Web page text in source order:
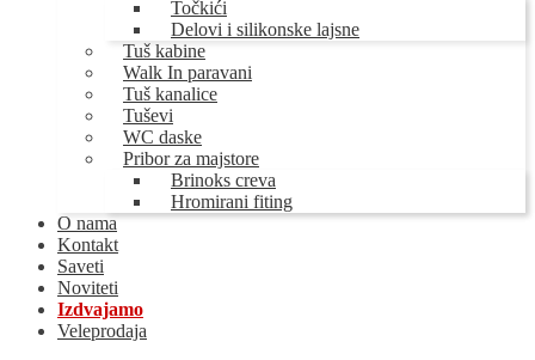
Točkići
Delovi i silikonske lajsne
Tuš kabine
Walk In paravani
Tuš kanalice
Tuševi
WC daske
Pribor za majstore
Brinoks creva
Hromirani fiting
O nama
Kontakt
Saveti
Noviteti
Izdvajamo
Veleprodaja